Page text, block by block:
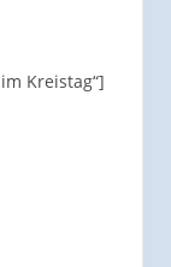
Kreistag“]